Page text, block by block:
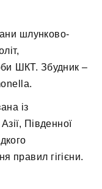
шлунково-
ШКТ. Збудник –
із
Південної
правил гігієни.